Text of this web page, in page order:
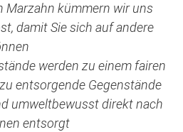
Marzahn kümmern wir uns
damit Sie sich auf andere
werden zu einem fairen
entsorgende Gegenstände
umweltbewusst direkt nach
entsorgt